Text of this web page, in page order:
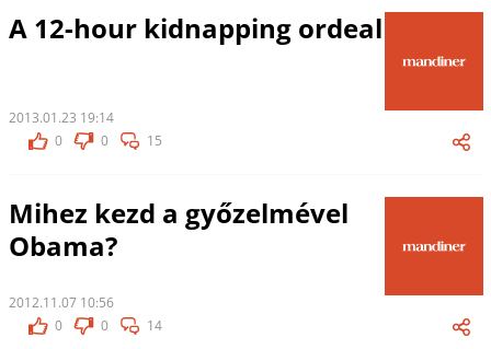
A 12-hour kidnapping ordeal
2013.01.23 19:14
0
0 15
Mihez kezd a győzelmével
Obama?
2012.11.07 10:56
0
0 14